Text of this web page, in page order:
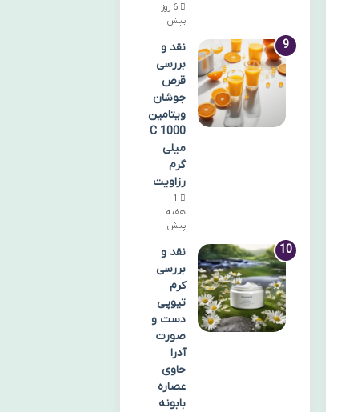
6 روز
پیش
نقد و
بررسی
قرص
جوشان
ویتامین
C 1000
میلی
گرم
رزاویت
1
هفته
پیش
نقد و
بررسی
کرم
تیوپی
دست و
صورت
آدرا
حاوی
عصاره
بابونه